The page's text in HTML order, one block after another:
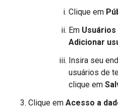
Clique em
Em
Adicionar
Insira seu
usuários de
clique em
Clique em Acesso a